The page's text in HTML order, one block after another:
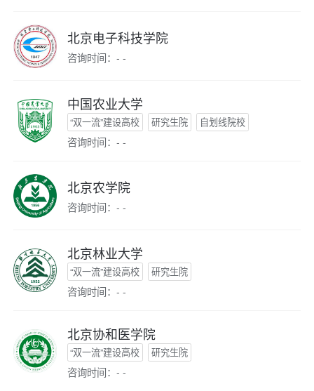
北京电子科技学院
咨询时间：- -
中国农业大学
“双一流”建设高校 研究生院 自划线院校
咨询时间：- -
北京农学院
咨询时间：- -
北京林业大学
“双一流”建设高校 研究生院
咨询时间：- -
北京协和医学院
“双一流”建设高校 研究生院
咨询时间：- -